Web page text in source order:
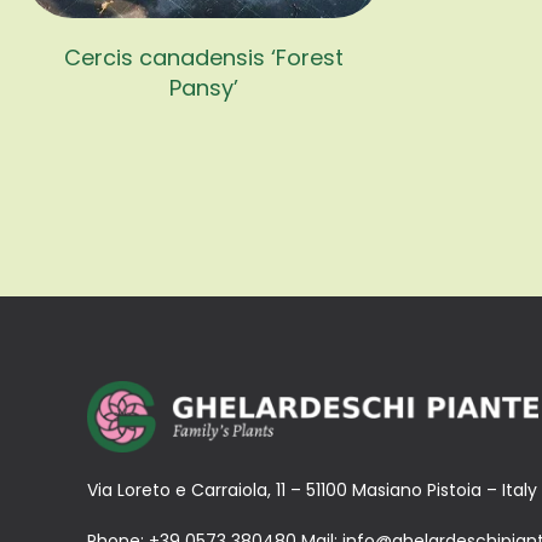
Cercis canadensis ‘Forest
Pansy’
Via Loreto e Carraiola, 11 – 51100 Masiano Pistoia – Italy